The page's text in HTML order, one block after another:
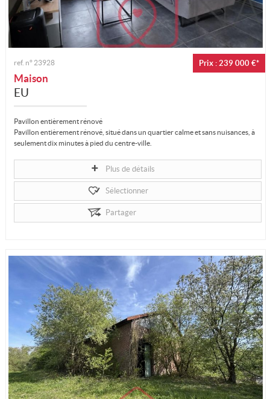
Prix : 239 000 €*
ref. n° 23928
Maison
EU
Pavillon entièrement rénové
Pavillon entièrement rénové, situé dans un quartier calme et sans nuisances, à
seulement dix minutes à pied du centre-ville.
Plus de détails
Sélectionner
Partager